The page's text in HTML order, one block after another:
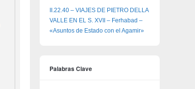
II.22.40 – VIAJES DE PIETRO DELLA
VALLE EN EL S. XVII – Ferhabad –
«Asuntos de Estado con el Agamir»
Palabras Clave